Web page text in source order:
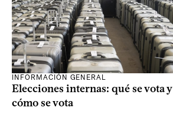
INFORMACIÓN GENERAL
Elecciones internas: qué se vota y
cómo se vota